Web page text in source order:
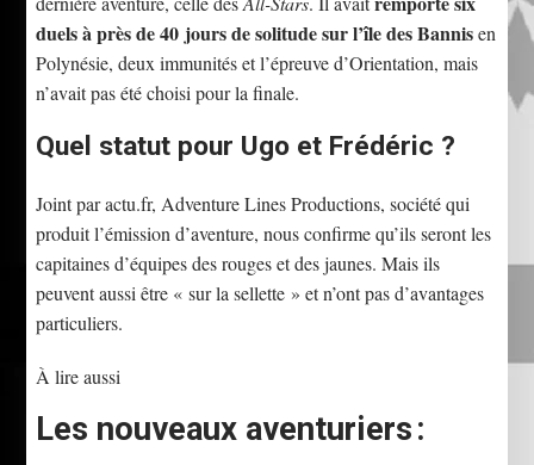
duels à près de 40 jours de solitude sur l’île des Bannisen
Polynésie, deux immunités et l’épreuve d’Orientation, mais
n’avait pas été choisi pour la finale.
Quel statut pour Ugo et Frédéric ?
Joint par actu.fr, Adventure Lines Productions, société qui
produit l’émission d’aventure, nous confirme qu’ils seront les
capitaines d’équipes des rouges et des jaunes. Mais ils
peuvent aussi être « sur la sellette » et n’ont pas d’avantages
particuliers.
À lire aussi
Les nouveaux aventuriers :